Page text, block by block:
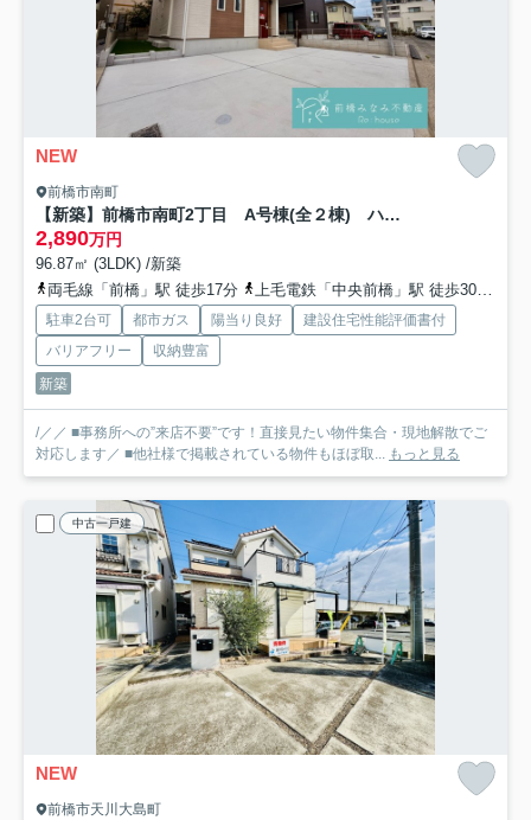
NEW
前橋市南町
【新築】前橋市南町2丁目 A号棟(全２棟) ハートフルタウン 新築建売分譲
2,890万円
96.87㎡ (3LDK) /新築
両毛線「前橋」駅 徒歩17分
上毛電鉄「中央前橋」駅 徒歩30分
駐車2台可 都市ガス 陽当り良好
建設住宅性能評価書付
バリアフリー
収納豊富
新築
/／／ ■事務所への”来店不要”です！直接見たい物件集合・現地解散でご
対応します／ ■他社様で掲載されている物件もほぼ取...
もっと見る
中古一戸建
NEW
前橋市天川大島町